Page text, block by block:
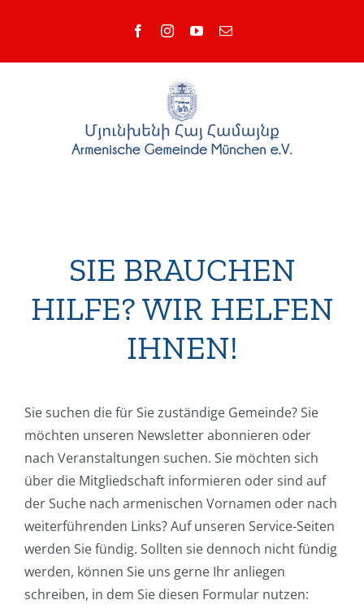
FacebookInstagramYouTube
E-
SIE BRAUCHEN
HILFE? WIR HELFEN
IHNEN!
Sie suchen die für Sie zuständige Gemeinde? Sie
möchten unseren Newsletter abonnieren oder
nach Veranstaltungen suchen. Sie möchten sich
über die Mitgliedschaft informieren oder sind auf
der Suche nach armenischen Vornamen oder nach
weiterführenden Links? Auf unseren Service-Seiten
werden Sie fündig. Sollten sie dennoch nicht fündig
werden, können Sie uns gerne Ihr anliegen
schreiben, in dem Sie diesen Formular nutzen: